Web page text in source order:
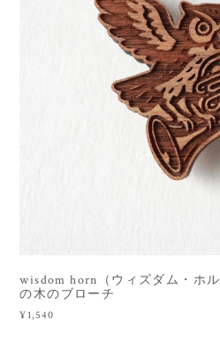
wisdom horn（ウィズダム・ホ
の木のブローチ
¥1,540